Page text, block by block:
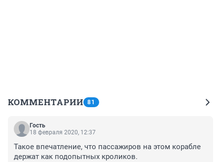
КОММЕНТАРИИ 81
Гость
18 февраля 2020, 12:37
Такое впечатление, что пассажиров на этом корабле
держат как подопытных кроликов.